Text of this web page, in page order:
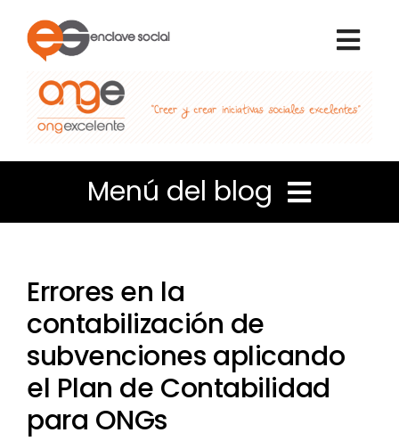
content
Inicio
Portal de transparencia
Blog Enclave
Menú del blog
Coordinación de personas
Apuntes de Gestión
Oferta Formativa
Errores en la
contabilización de
subvenciones aplicando
el Plan de Contabilidad
para ONGs